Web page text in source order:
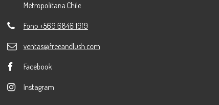
Metropolitana Chile
Fono +569 6846 1919
ventas@freeandlush.com
Facebook
Instagram